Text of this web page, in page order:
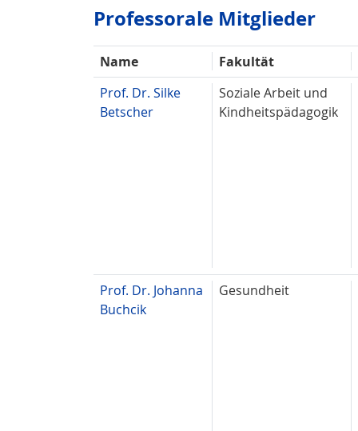
Professorale Mitglieder
Name Fakultät
Prof. Dr. Silke
Betscher
Soziale Arbeit und
Kindheitspädagogik
Prof. Dr. Johanna
Buchcik
Gesundheit